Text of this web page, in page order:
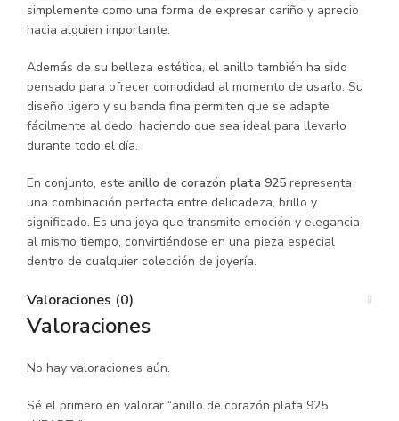
simplemente como una forma de expresar cariño y aprecio
hacia alguien importante.
Además de su belleza estética, el anillo también ha sido
pensado para ofrecer comodidad al momento de usarlo. Su
diseño ligero y su banda fina permiten que se adapte
fácilmente al dedo, haciendo que sea ideal para llevarlo
durante todo el día.
En conjunto, este anillo de corazón plata 925 representa
una combinación perfecta entre delicadeza, brillo y
significado. Es una joya que transmite emoción y elegancia
al mismo tiempo, convirtiéndose en una pieza especial
dentro de cualquier colección de joyería.
Valoraciones (0)
Valoraciones
No hay valoraciones aún.
Sé el primero en valorar “anillo de corazón plata 925